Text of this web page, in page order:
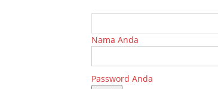
Nama Anda
Password Anda